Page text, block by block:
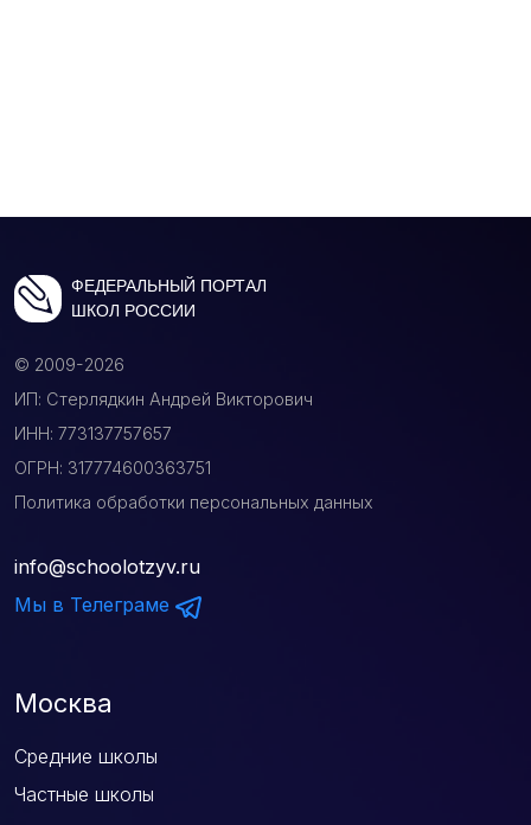
ФЕДЕРАЛЬНЫЙ ПОРТАЛ
ШКОЛ РОССИИ
© 2009-2026
ИП: Стерлядкин Андрей Викторович
ИНН: 773137757657
ОГРН: 317774600363751
Политика обработки персональных данных
info@schoolotzyv.ru
Мы в Телеграме
Москва
Средние школы
Частные школы